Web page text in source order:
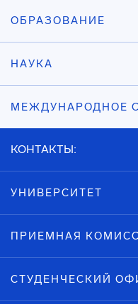
ОБРАЗОВАНИЕ
НАУКА
МЕЖДУНАРОДНОЕ
КОНТАКТЫ:
УНИВЕРСИТЕТ
ПРИЕМНАЯ
СТУДЕНЧЕСКИЙ